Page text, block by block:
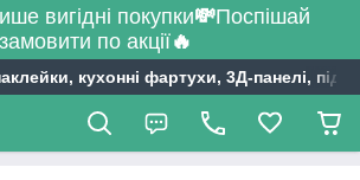
вигідні покупки💸Поспішай
замовити по акції🔥
кухонні фартухи, 3Д-панелі,